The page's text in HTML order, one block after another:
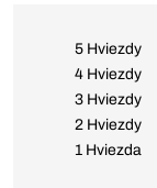
5 Hviezdy
4 Hviezdy
3 Hviezdy
2 Hviezdy
1 Hviezda